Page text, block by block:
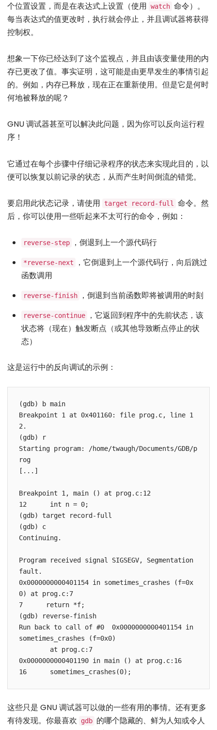
个位置设置，而是在表达式上设置（使用 watch 命令）。
每当表达式的值更改时，执行就会停止，并且调试器将获得
控制权。
想象一下你已经达到了这个监视点，并且由该变量使用的内
存已更改了值。事实证明，这可能是由更早发生的事情引起
的。例如，内存已释放，现在正在重新使用。但是它是何时
何地被释放的呢？
GNU 调试器甚至可以解决此问题，因为你可以反向运行程
序！
它通过在每个步骤中仔细记录程序的状态来实现此目的，以
便可以恢复以前记录的状态，从而产生时间倒流的错觉。
要启用此状态记录，请使用 target record-full
命令。然
后，你可以使用一些听起来不太可行的命令，例如：
reverse-step ，倒退到上一个源代码行
*reverse-next
，它倒退到上一个源代码行，向后跳过
函数调用
reverse-finish ，倒退到当前函数即将被调用的时刻
reverse-continue
，它返回到程序中的先前状态，该
状态将（现在）触发断点（或其他导致断点停止的状
态）
这是运行中的反向调试的示例：
(gdb) b main
Breakpoint 1 at 0x401160: file prog.c, line 1
2.
(gdb) r
Starting program: /home/twaugh/Documents/GDB/p
rog
[...]
Breakpoint 1, main () at prog.c:12
12      int n = 0;
(gdb) target record-full
(gdb) c
Continuing.
Program received signal SIGSEGV, Segmentation
fault.
0x0000000000401154 in sometimes_crashes (f=0x
0) at prog.c:7
7      return *f;
(gdb) reverse-finish
Run back to call of #0  0x0000000000401154 in
sometimes_crashes (f=0x0)
0x0000000000401190 in main () at prog.c:16
16      sometimes_crashes(0);
这些只是 GNU 调试器可以做的一些有用的事情。还有更多
有待发现。你最喜欢
gdb 的哪个隐藏的、鲜为人知或令人